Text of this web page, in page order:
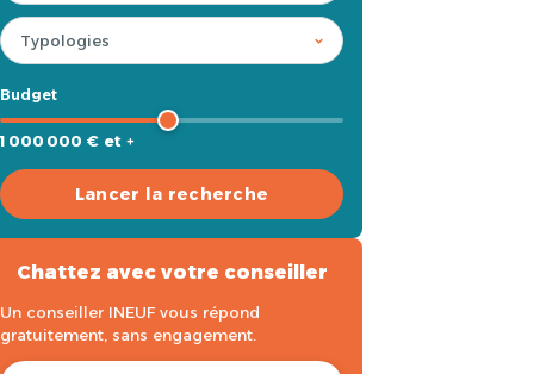
Budget
1 000 000 € et +
Lancer la recherche
Chattez avec votre conseiller
Un conseiller INEUF vous répond
gratuitement, sans engagement.